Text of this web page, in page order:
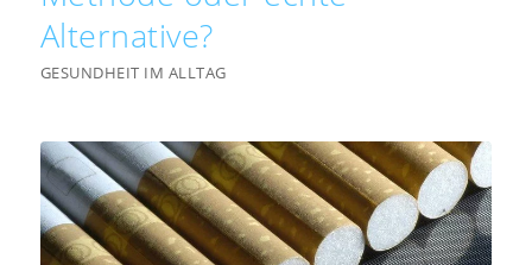
Alternative?
GESUNDHEIT IM ALLTAG